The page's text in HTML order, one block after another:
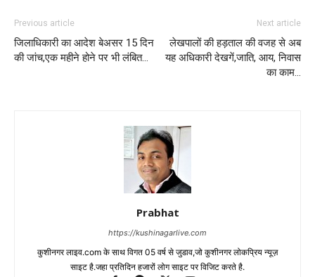
Previous article
जिलाधिकारी का आदेश बेअसर 15 दिन
की जांच,एक महीने होने पर भी लंबित…
Next article
लेखपालों की हड़ताल की वजह से अब
यह अधिकारी देखगें,जाति, आय, निवास
का काम…
Prabhat
https://kushinagarlive.com
कुशीनगर लाइव.com के साथ विगत 05 वर्ष से जुडाव,जो कुशीनगर लोकप्रिय न्यूज़
साइट है.जहा प्रतिदिन हजारों लोग साइट पर विजिट करते है.